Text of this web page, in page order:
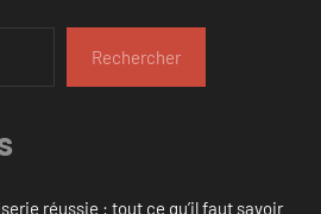
Rechercher
réussie : tout ce qu’il faut savoir